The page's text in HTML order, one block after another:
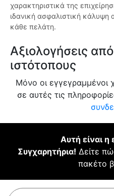
χαρακτηριστικά της
ιδανική ασφαλιστική κάλυψη
κάθε πελάτη.
Αξιολογήσεις
ιστότοπους
Μόνο οι εγγεγραμμένοι
σε αυτές τις
Αυτή είναι η
Συγχαρητήρια! Δείτε
πακέτο